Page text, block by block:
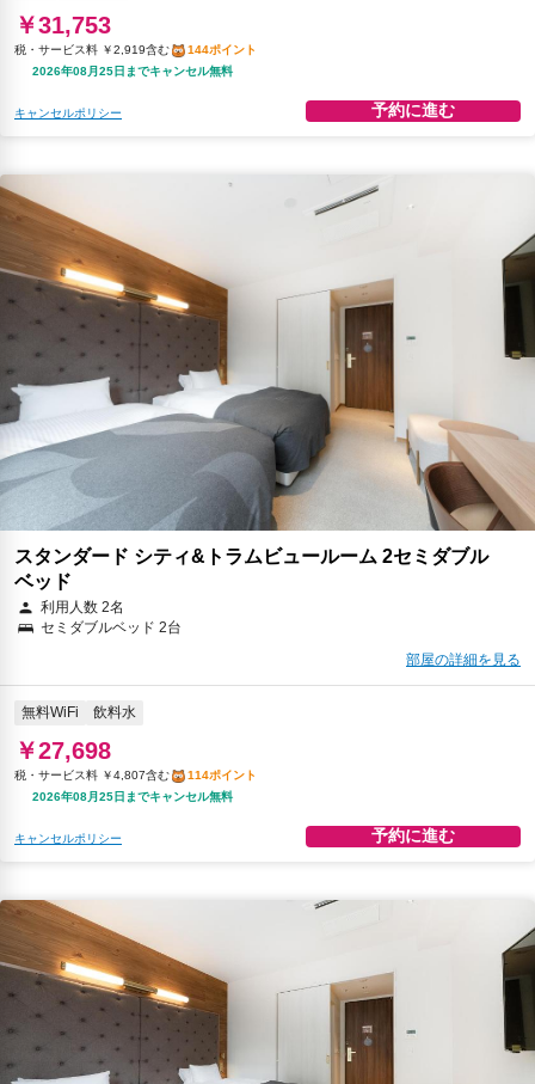
￥31,753
税・サービス料 ￥2,919含む
144ポイント
2026年08月25日までキャンセル無料
キャンセルポリシー 予約に進む
スタンダード シティ&トラムビュールーム 2セミダブル
ベッド
利用人数 2名
セミダブルベッド 2台
部屋の詳細を見る
無料WiFi 飲料水
￥27,698
税・サービス料 ￥4,807含む
114ポイント
2026年08月25日までキャンセル無料
キャンセルポリシー 予約に進む